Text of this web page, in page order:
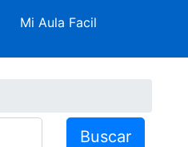
Mi Aula Facil
Buscar